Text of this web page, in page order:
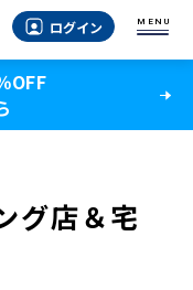
ログイン MENU
OFF
グ店＆宅